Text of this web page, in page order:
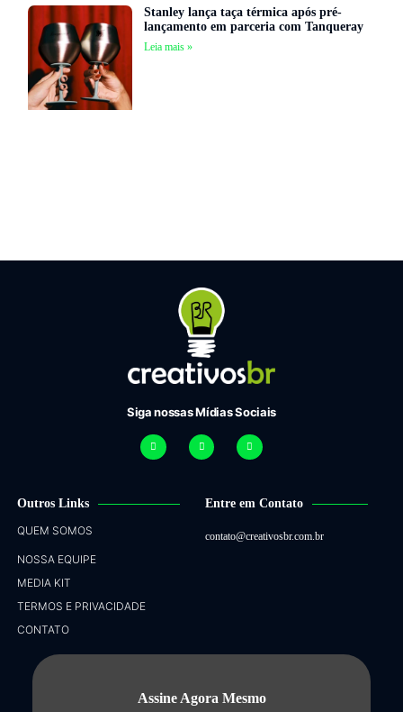
Stanley lança taça térmica após pré-
lançamento em parceria com Tanqueray
Leia mais »
Siga nossas Mídias Sociais
Outros Links
QUEM SOMOS
NOSSA EQUIPE
MEDIA KIT
TERMOS E PRIVACIDADE
CONTATO
Entre em Contato
contato@creativosbr.com.br
Assine Agora Mesmo